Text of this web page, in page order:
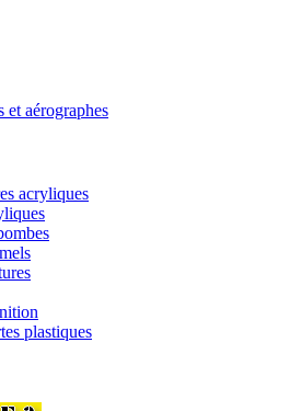
et aérographes
acryliques
plastiques